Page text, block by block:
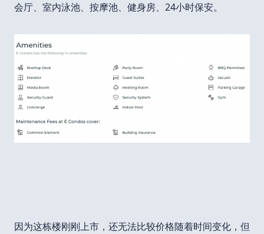
会厅、室内泳池、按摩池、健身房、24小时保安。
因为这栋楼刚刚上市，还无法比较价格随着时间变化，但